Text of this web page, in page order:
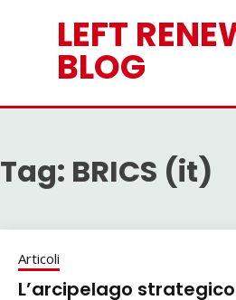
LEFT
BLOG
Tag: BRICS (it)
Articoli
L’arcipelago